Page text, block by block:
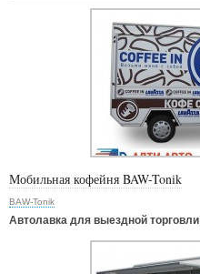
Мобильная кофейня BAW-Tonik
BAW-Tonik
Автолавка для выездной торговли